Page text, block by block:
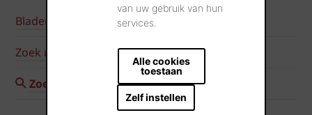
van uw gebruik van hun
services.
Alle cookies
toestaan
Zelf instellen
Blader door onze projectcases
Zoek referentieadressen
Zoek specifieke realisaties